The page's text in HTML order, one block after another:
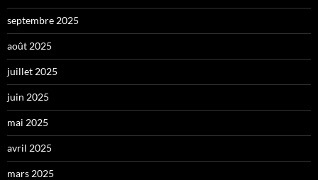
septembre 2025
août 2025
juillet 2025
juin 2025
mai 2025
avril 2025
mars 2025